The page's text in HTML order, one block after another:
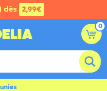
dès 2,99€
0